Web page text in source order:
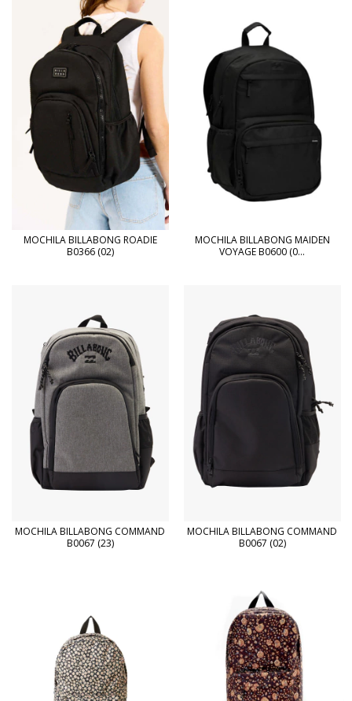
MOCHILA BILLABONG ROADIE
B0366 (02)
MOCHILA BILLABONG MAIDEN
VOYAGE B0600 (0...
MOCHILA BILLABONG COMMAND
B0067 (23)
MOCHILA BILLABONG COMMAND
B0067 (02)